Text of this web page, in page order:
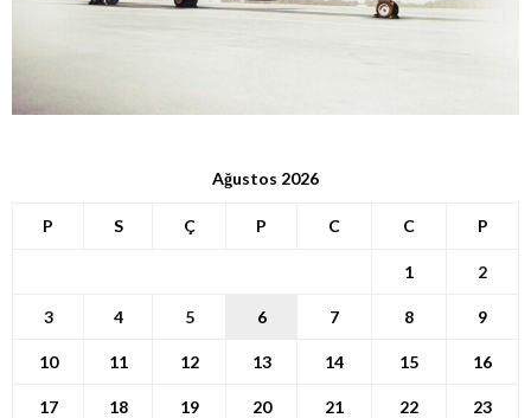
Ağustos 2026
P S Ç P C C P
1 2
3 4 5 6 7 8 9
10 11 12 13 14 15 16
17 18 19 20 21 22 23